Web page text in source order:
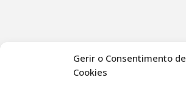
Gerir o Consentimento de
Cookies